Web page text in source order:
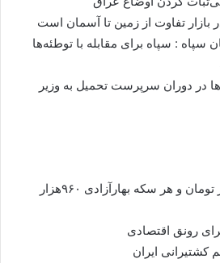
تفاوت از زمین تا آسمان است
سپاه : سپاه برای مقابله با توطئه‌ها
در دوران سرپرست تحمیل به وزیر
– هر گرم طلا زیر ۱۰۰ هزار تومان و هر سکه بهارآزادی ۹۶۰هزار
رونق اقتصادی
کشتیرانی ایران